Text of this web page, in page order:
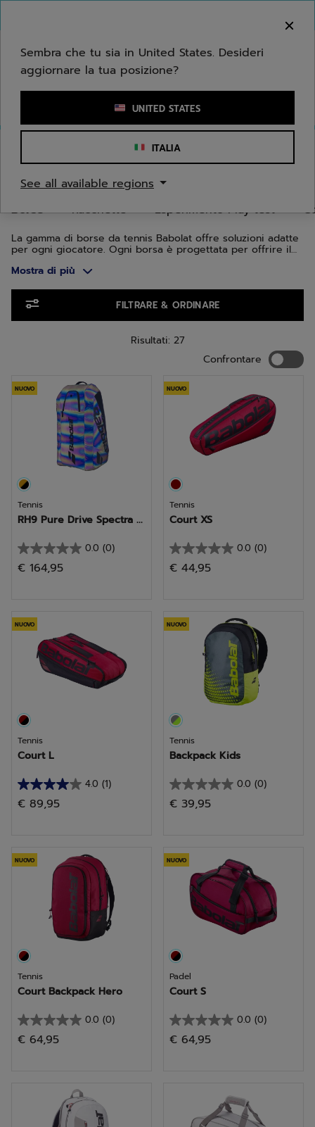
Inserisci una parola chiave o il numero di un articolo
BORSE DA TENNIS
Racchette Esperimento Play test
Borse
La gamma di borse da tennis Babolat offre soluzioni adatte
per ogni giocatore. Ogni borsa è progettata per offrire il
sia il tuo livello di gioco o il tuo mezzo di trasporto, Babolat
Mostra di più
FILTRARE & ORDINARE
Risultati: 27
Confrontare
NUOVO
Tennis
RH9 Pure Drive Spectra ...
0.0 (0)
0.0
su
€ 164,95
NUOVO
Tennis
Court XS
0.0 (0)
0.0
su
€ 44,95
NUOVO
Tennis
Court L
4.0 (1)
4.0
su
1
recensione
€ 89,95
NUOVO
Tennis
Backpack Kids
0.0 (0)
0.0
su
€ 39,95
NUOVO
Tennis
Court Backpack Hero
0.0 (0)
0.0
su
€ 64,95
NUOVO
Padel
Court S
0.0 (0)
0.0
su
€ 64,95
Sembra che tu sia in United States. Desideri
aggiornare la tua posizione?
UNITED STATES
ITALIA
See all available regions